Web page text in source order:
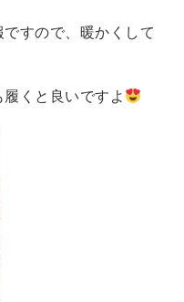
すので、暖かくして
履くと良いですよ